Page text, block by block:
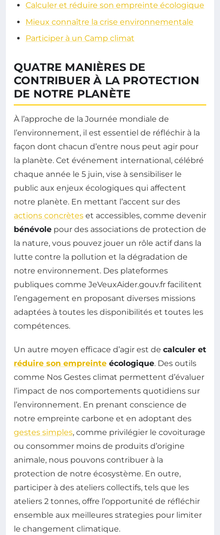
Calculer et réduire son empreinte écologique
Mieux connaître la crise environnementale
Participer à un Camp climat
QUATRE MANIÈRES DE
CONTRIBUER À LA PROTECTION
DE NOTRE PLANÈTE
À l’approche de la Journée mondiale de
l’environnement, il est essentiel de réfléchir à la
façon dont chacun d’entre nous peut agir pour
la planète. Cet événement international, célébré
chaque année le 5 juin, vise à sensibiliser le
public aux enjeux écologiques qui affectent
notre planète. En mettant l’accent sur des
actions concrètes et accessibles, comme devenir
bénévole pour des associations de protection de
la nature, vous pouvez jouer un rôle actif dans la
lutte contre la pollution et la dégradation de
notre environnement. Des plateformes
publiques comme JeVeuxAider.gouv.fr facilitent
l’engagement en proposant diverses missions
adaptées à toutes les disponibilités et toutes les
compétences.
Un autre moyen efficace d’agir est de calculer et
réduire son empreinte écologique. Des outils
comme Nos Gestes climat permettent d’évaluer
l’impact de nos comportements quotidiens sur
l’environnement. En prenant conscience de
notre empreinte carbone et en adoptant des
gestes simples, comme privilégier le covoiturage
ou consommer moins de produits d’origine
animale, nous pouvons contribuer à la
protection de notre écosystème. En outre,
participer à des ateliers collectifs, tels que les
ateliers 2 tonnes, offre l’opportunité de réfléchir
ensemble aux meilleures strategies pour limiter
le changement climatique.